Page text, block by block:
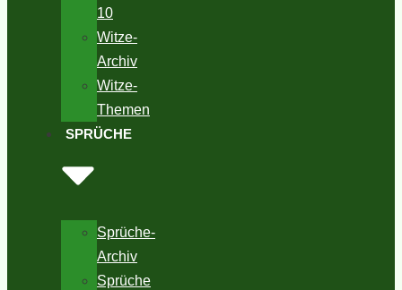
10
Witze-
Archiv
Witze-
Themen
SPRÜCHE
Sprüche-
Archiv
Sprüche